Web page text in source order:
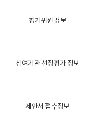
평가위원 정보
참여기관 선정평가 정보
제안서 접수정보